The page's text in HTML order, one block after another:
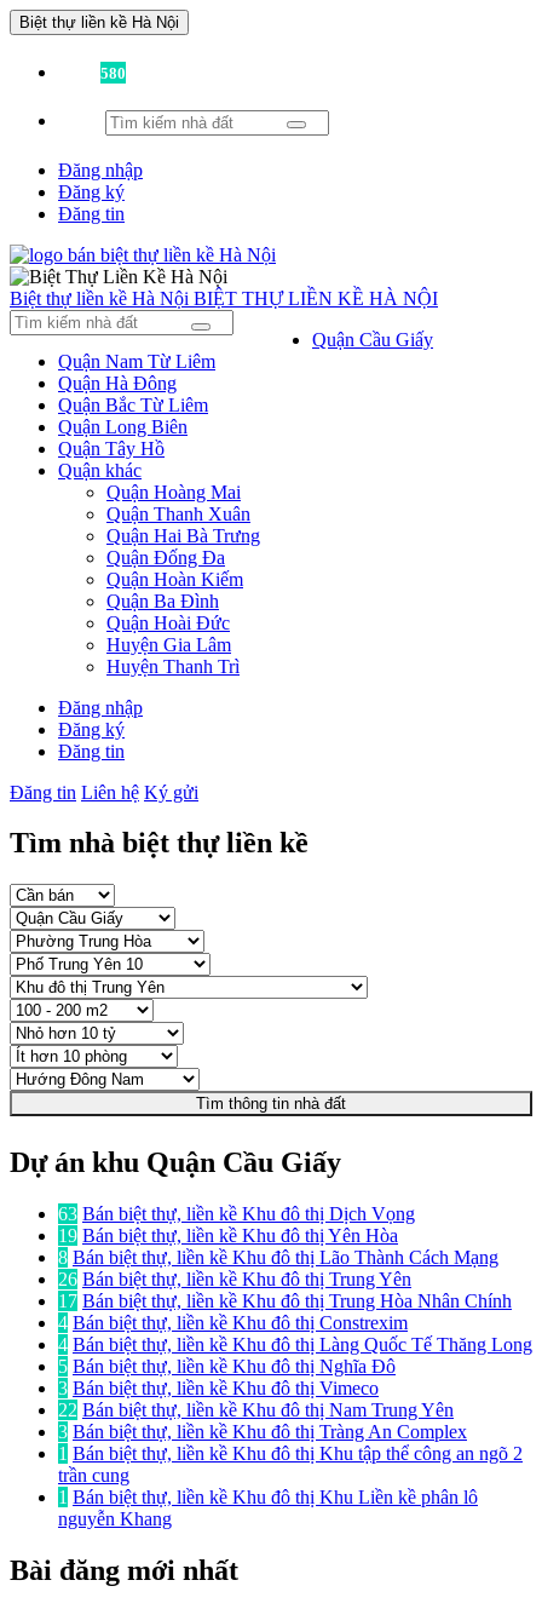
Biệt thự liền kề Hà Nội
580
Đăng nhập
Đăng ký
Đăng tin
Biệt thự liền kề Hà Nội BIỆT THỰ LIỀN KỀ HÀ NỘI
Quận Cầu Giấy
Quận Nam Từ Liêm
Quận Hà Đông
Quận Bắc Từ Liêm
Quận Long Biên
Quận Tây Hồ
Quận khác
Quận Hoàng Mai
Quận Thanh Xuân
Quận Hai Bà Trưng
Quận Đống Đa
Quận Hoàn Kiếm
Quận Ba Đình
Quận Hoài Đức
Huyện Gia Lâm
Huyện Thanh Trì
Đăng nhập
Đăng ký
Đăng tin
Đăng tin Liên hệ Ký gửi
Tìm nhà biệt thự liền kề
Tìm thông tin nhà đất
Dự án khu Quận Cầu Giấy
63 Bán biệt thự, liền kề Khu đô thị Dịch Vọng
19 Bán biệt thự, liền kề Khu đô thị Yên Hòa
8 Bán biệt thự, liền kề Khu đô thị Lão Thành Cách Mạng
26 Bán biệt thự, liền kề Khu đô thị Trung Yên
17 Bán biệt thự, liền kề Khu đô thị Trung Hòa Nhân Chính
4 Bán biệt thự, liền kề Khu đô thị Constrexim
4 Bán biệt thự, liền kề Khu đô thị Làng Quốc Tế Thăng Long
5 Bán biệt thự, liền kề Khu đô thị Nghĩa Đô
3 Bán biệt thự, liền kề Khu đô thị Vimeco
22 Bán biệt thự, liền kề Khu đô thị Nam Trung Yên
3 Bán biệt thự, liền kề Khu đô thị Tràng An Complex
1 Bán biệt thự, liền kề Khu đô thị Khu tập thể công an ngõ 2
trần cung
1 Bán biệt thự, liền kề Khu đô thị Khu Liền kề phân lô
nguyễn Khang
Bài đăng mới nhất